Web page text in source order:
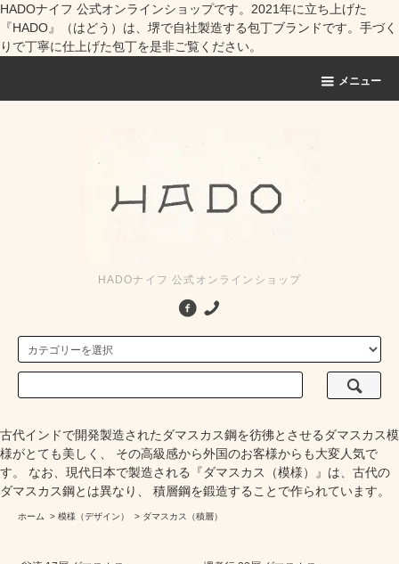
HADOナイフ 公式オンラインショップです。2021年に立ち上げた
『HADO』（はどう）は、堺で自社製造する包丁ブランドです。手づく
りで丁寧に仕上げた包丁を是非ご覧ください。
メニュー
HADOナイフ 公式オンラインショップ
古代インドで開発製造されたダマスカス鋼を彷彿とさせるダマスカス模
様がとても美しく、 その高級感から外国のお客様からも大変人気で
す。 なお、現代日本で製造される『ダマスカス（模様）』は、古代の
ダマスカス鋼とは異なり、 積層鋼を鍛造することで作られています。
ホーム > 模様（デザイン） > ダマスカス（積層）